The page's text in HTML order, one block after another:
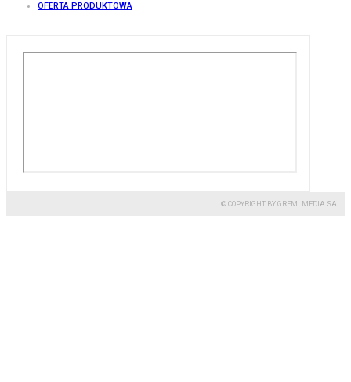
OFERTA PRODUKTOWA
© COPYRIGHT BY GREMI MEDIA SA